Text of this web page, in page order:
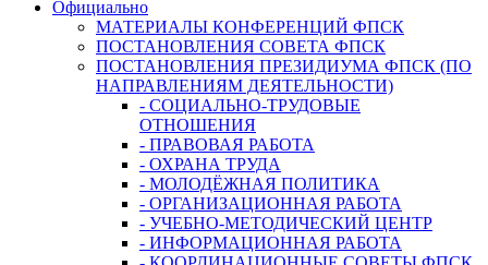
Официально
МАТЕРИАЛЫ КОНФЕРЕНЦИЙ ФПСК
ПОСТАНОВЛЕНИЯ СОВЕТА ФПСК
ПОСТАНОВЛЕНИЯ ПРЕЗИДИУМА ФПСК (ПО
НАПРАВЛЕНИЯМ ДЕЯТЕЛЬНОСТИ)
- СОЦИАЛЬНО-ТРУДОВЫЕ
ОТНОШЕНИЯ
- ПРАВОВАЯ РАБОТА
- ОХРАНА ТРУДА
- МОЛОДЁЖНАЯ ПОЛИТИКА
- ОРГАНИЗАЦИОННАЯ РАБОТА
- УЧЕБНО-МЕТОДИЧЕСКИЙ ЦЕНТР
- ИНФОРМАЦИОННАЯ РАБОТА